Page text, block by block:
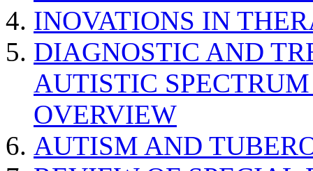
INOVATIONS IN
DIAGNOSTIC AND
AUTISTIC
OVERVIEW
AUTISM AND